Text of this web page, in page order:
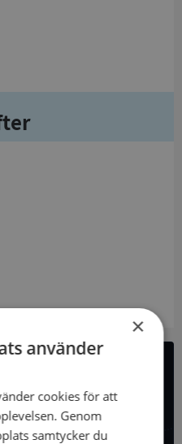
i API
i Syna API
×
använder
cookies för att
Genom
samtycker du